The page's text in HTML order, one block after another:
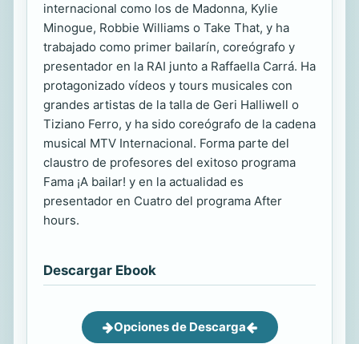
internacional como los de Madonna, Kylie
Minogue, Robbie Williams o Take That, y ha
trabajado como primer bailarín, coreógrafo y
presentador en la RAI junto a Raffaella Carrá. Ha
protagonizado vídeos y tours musicales con
grandes artistas de la talla de Geri Halliwell o
Tiziano Ferro, y ha sido coreógrafo de la cadena
musical MTV Internacional. Forma parte del
claustro de profesores del exitoso programa
Fama ¡A bailar! y en la actualidad es
presentador en Cuatro del programa After
hours.
Descargar Ebook
Opciones de Descarga